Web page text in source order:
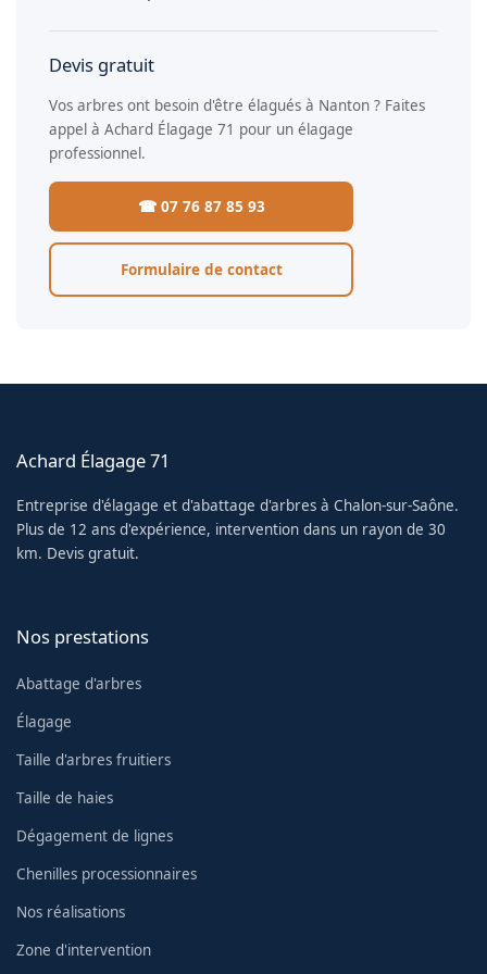
Devis gratuit
Vos arbres ont besoin d'être élagués à Nanton ? Faites
appel à Achard Élagage 71 pour un élagage
professionnel.
☎ 07 76 87 85 93
Formulaire de contact
Achard Élagage 71
Entreprise d'élagage et d'abattage d'arbres à Chalon-sur-Saône.
Plus de 12 ans d'expérience, intervention dans un rayon de 30
km. Devis gratuit.
Nos prestations
Abattage d'arbres
Élagage
Taille d'arbres fruitiers
Taille de haies
Dégagement de lignes
Chenilles processionnaires
Nos réalisations
Zone d'intervention